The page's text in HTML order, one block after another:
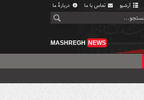
آرشیو تماس با ما دربارهٔ ما
MASHREGH NEWS